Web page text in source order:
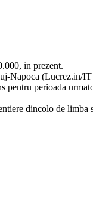
in prezent.
Napoca (Lucrez.in/IT
pentru perioada
dincolo de limba